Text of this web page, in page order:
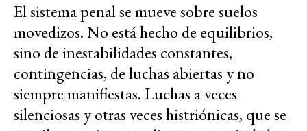
El sistema penal se mueve sobre suelos
movedizos. No está hecho de equilibrios,
sino de inestabilidades constantes,
contingencias, de luchas abiertas y no
siempre manifiestas. Luchas a veces
silenciosas y otras veces histriónicas, que se